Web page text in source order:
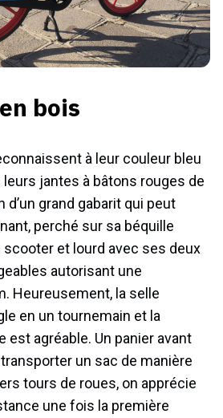
bois
à leur couleur bleu
jantes à bâtons rouges de
d’un grand gabarit qui peut
perché sur sa béquille
et lourd avec ses deux
autorisant une
Heureusement, la selle
en un tournemain et la
est agréable. Un panier avant
un sac de manière
tours de roues, on apprécie
une fois la première